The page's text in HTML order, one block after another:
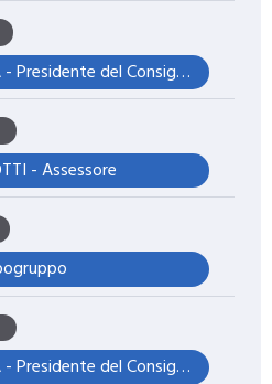
Massimo CARRARA - Presidente del Consiglio
- Assessore
Massimo CARRARA - Presidente del Consiglio